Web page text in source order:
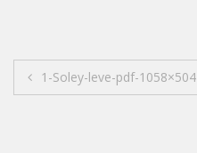
Navigation
1-Soley-leve-pdf-1058×504